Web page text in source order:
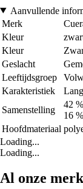
Aanvullende
Merk
Kleur
Kleur
Geslacht
Leeftijdsgroep
Karakteristiek
Samenstelling
42
16
Hoofdmateriaal
Loading...
Loading...
Al onze